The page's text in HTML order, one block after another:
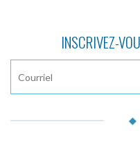
INSCRIVEZ-